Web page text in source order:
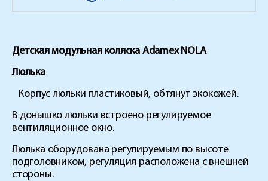
Детская модульная коляска Adamex NOLA
Люлька
Корпус люльки пластиковый, обтянут экокожей.
В донышко люльки встроено регулируемое
вентиляционное окно.
Люлька оборудована регулируемым по высоте
подголовником, регуляция расположена с внешней
стороны.